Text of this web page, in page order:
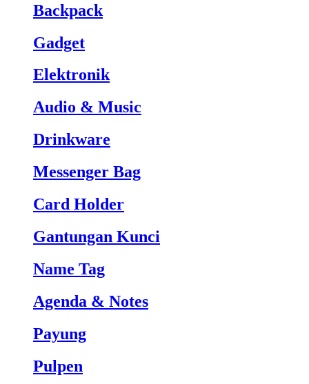
Backpack
Gadget
Elektronik
Audio & Music
Drinkware
Messenger Bag
Card Holder
Gantungan Kunci
Name Tag
Agenda & Notes
Payung
Pulpen